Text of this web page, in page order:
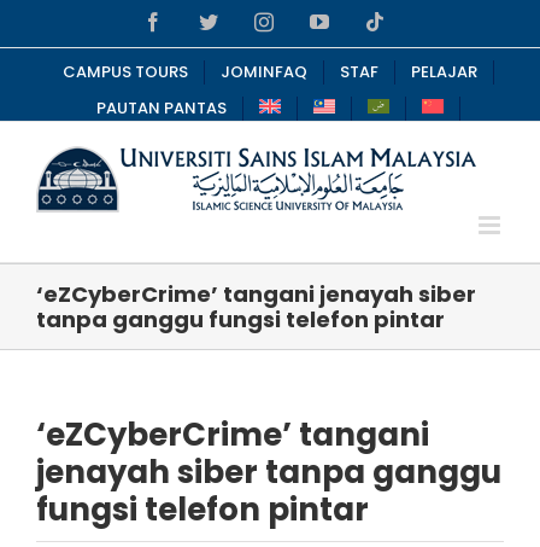
to
content
FacebookTwitterInstagramYouTube
CAMPUS TOURS JOMINFAQ STAF
PELAJAR
PAUTAN PANTAS
‘eZCyberCrime’ tangani jenayah siber
tanpa ganggu fungsi telefon pintar
‘eZCyberCrime’ tangani
jenayah siber tanpa ganggu
fungsi telefon pintar